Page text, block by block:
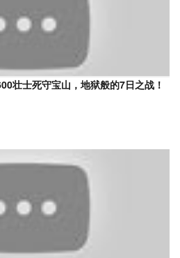
壮士死守宝山，地狱般的7日之战！